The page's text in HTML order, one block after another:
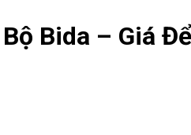
Bida – Giá